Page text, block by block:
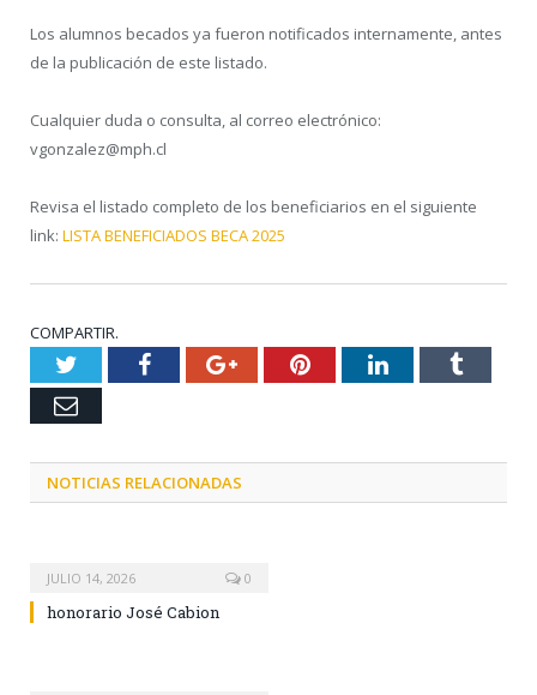
Los alumnos becados ya fueron notificados internamente, antes
de la publicación de este listado.
Cualquier duda o consulta, al correo electrónico:
vgonzalez@mph.cl
Revisa el listado completo de los beneficiarios en el siguiente
link: LISTA BENEFICIADOS BECA 2025
COMPARTIR.
TwitterFacebookGoogle+PinterestLinkedInTumblr
Email
NOTICIAS RELACIONADAS
JULIO 14, 2026 0
honorario José Cabion